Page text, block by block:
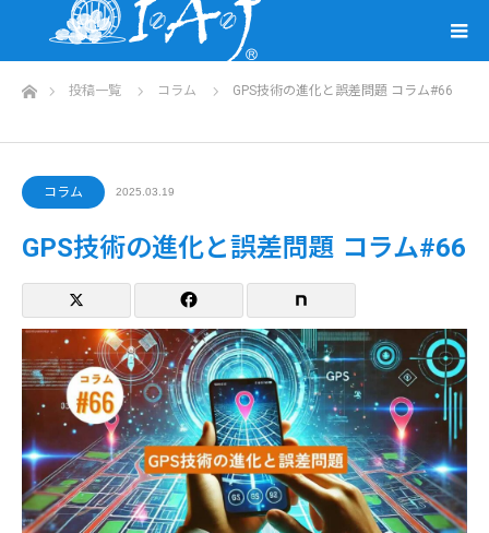
ホーム投稿一覧 コラム GPS技術の進化と誤差問題 コラム#66
コラム 2025.03.19
GPS技術の進化と誤差問題 コラム#66